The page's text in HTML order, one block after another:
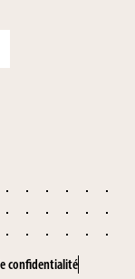
confidentialité